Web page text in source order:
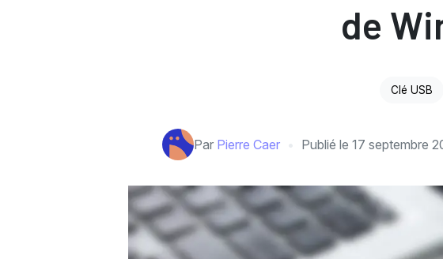
de
Clé USB
Par Pierre Caer Publié le 17 septembre